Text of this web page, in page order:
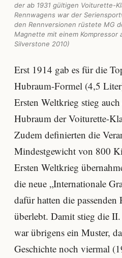
der ab 1931 gültigen Voiturette-
Rennwagens war der
den Rennversionen rüstete MG
Magnette mit einem Kompressor
Silverstone 2010)
Erst 1914 gab es für die
Hubraum-Formel (4,5
Ersten Weltkrieg stieg
Hubraum der Voiturette-
Zudem definierten die
Mindestgewicht von 800
Ersten Weltkrieg
die neue „Internationale
dafür hatten die passenden
überlebt. Damit stieg die
war übrigens ein Muster,
Geschichte noch viermal